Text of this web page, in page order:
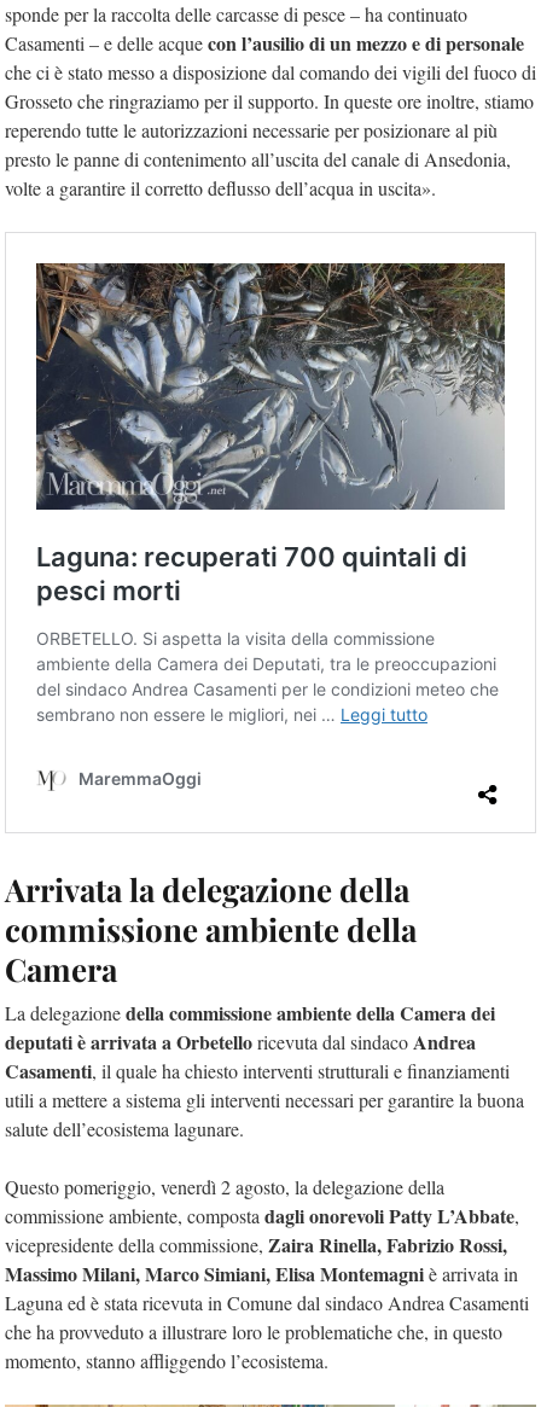
sponde per la raccolta delle carcasse di pesce – ha continuato
Casamenti – e delle acquecon l’ausilio di un mezzo e di personale
che ci è stato messo a disposizione dal comando dei vigili del fuoco di
Grosseto che ringraziamo per il supporto. In queste ore inoltre, stiamo
reperendo tutte le autorizzazioni necessarie per posizionare al più
presto le panne di contenimento all’uscita del canale di Ansedonia,
volte a garantire il corretto deflusso dell’acqua in uscita».
Arrivata la delegazione della
commissione ambiente della
Camera
La delegazionedella commissione ambiente della Camera dei
deputati è arrivata a Orbetelloricevuta dal sindacoAndrea
Casamenti, il quale ha chiesto interventi strutturali e finanziamenti
utili a mettere a sistema gli interventi necessari per garantire la buona
salute dell’ecosistema lagunare.
Questo pomeriggio, venerdì 2 agosto, la delegazione della
commissione ambiente, compostadagli onorevoli Patty L’Abbate,
vicepresidente della commissione, Zaira Rinella, Fabrizio Rossi,
Massimo Milani, Marco Simiani, Elisa Montemagniè arrivata in
Laguna ed è stata ricevuta in Comune dal sindaco Andrea Casamenti
che ha provveduto a illustrare loro le problematiche che, in questo
momento, stanno affliggendo l’ecosistema.